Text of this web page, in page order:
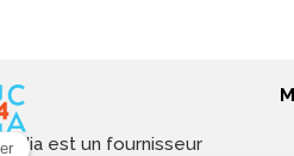
est un fournisseur